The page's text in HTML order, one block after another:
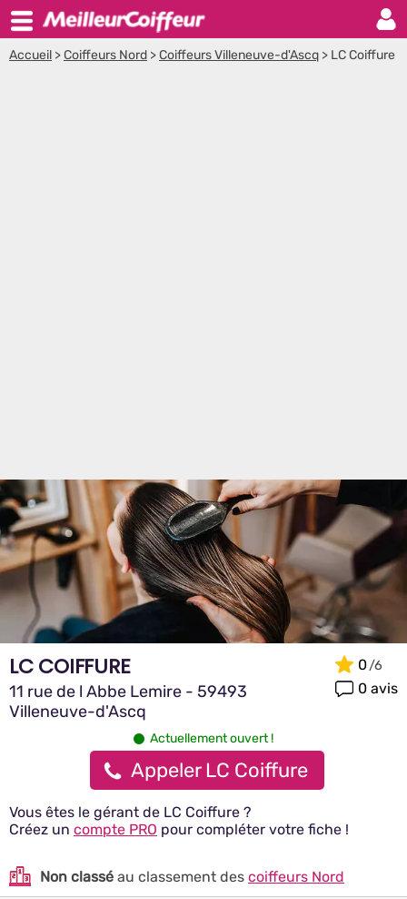
Accueil >Coiffeurs Nord >Coiffeurs Villeneuve-d'Ascq > LC Coiffure
LC COIFFURE
11 rue de l Abbe Lemire - 59493
Villeneuve-d'Ascq
0
0 avis
Actuellement ouvert !
Appeler LC Coiffure
Vous êtes le gérant de LC Coiffure ?
Créez un compte PRO pour compléter votre fiche !
Non classé au classement des coiffeurs Nord